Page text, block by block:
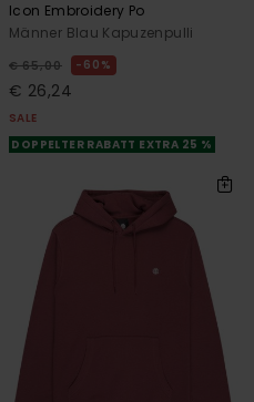
Icon Embroidery Po
Männer Blau Kapuzenpulli
€ 65,00 60%
€ 26,24
SALE
DOPPELTER RABATT EXTRA 25 %